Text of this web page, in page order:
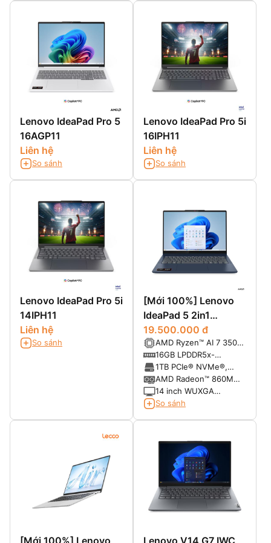
Lenovo IdeaPad Pro 5
16AGP11
Liên hệ
So sánh
Lenovo IdeaPad Pro 5i
16IPH11
Liên hệ
So sánh
Lenovo IdeaPad Pro 5i
14IPH11
Liên hệ
So sánh
[Mới 100%] Lenovo
IdeaPad 5 2in1
14AKP10 (Ryzen AI 7
350, Ram 16GB SSD
1TB, 14 inch FHD+
Touch)
19.500.000 đ
AMD Ryzen™ AI 7 350
(8 Cores / 16 Threads,
Turbo 5.0 GHz )
16GB LPDDR5x-
7500MHz (onboard)
1TB PCIe® NVMe®,
PCIe® 4.0 x4
AMD Radeon™ 860M
Integrated
14 inch WUXGA
(1920x1200), Multi-
So sánh
[Mới 100%] Lenovo
Lenovo V14 G7 IWC